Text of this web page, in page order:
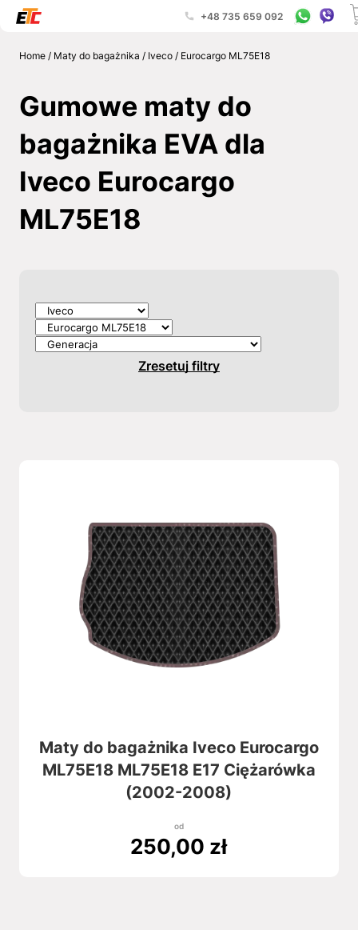
+48 735 659 092
Home/ Maty do bagażnika / Iveco/ Eurocargo ML75E18
Gumowe maty do
bagażnika EVA dla
Iveco Eurocargo
ML75E18
Zresetuj filtry
Maty do bagażnika Iveco Eurocargo
ML75E18 ML75E18 E17 Ciężarówka
(2002-2008)
od
250,00 zł